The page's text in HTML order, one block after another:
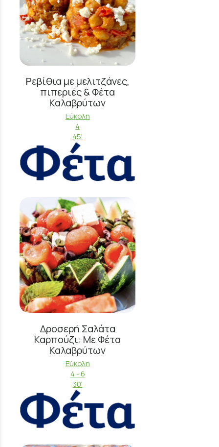
Ρεβίθια με μελιτζάνες,
πιπεριές & Φέτα
Καλαβρύτων
Εύκολη
4
45'
Δροσερή Σαλάτα
Καρπούζι: Με Φέτα
Καλαβρύτων
Εύκολη
4 - 6
30'